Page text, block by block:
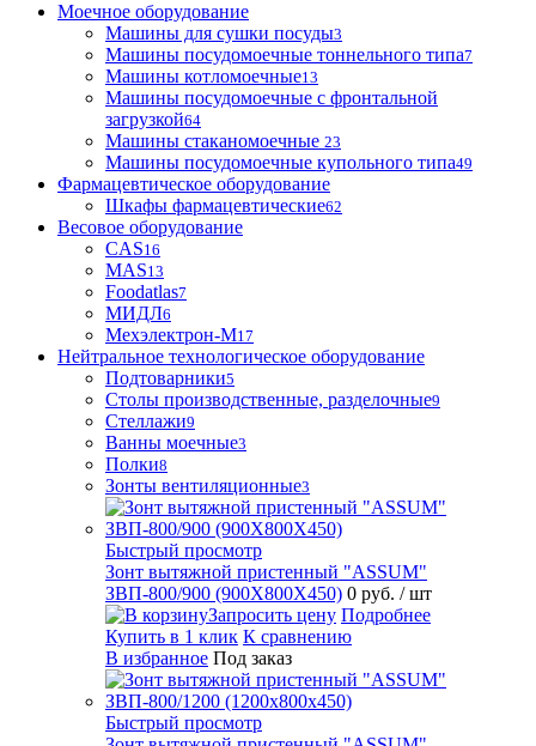
Моечное оборудование
Машины для сушки посуды3
Машины посудомоечные тоннельного типа7
Машины котломоечные13
Машины посудомоечные с фронтальной
загрузкой64
Машины стаканомоечные 23
Машины посудомоечные купольного типа49
Фармацевтическое оборудование
Шкафы фармацевтические62
Весовое оборудование
CAS16
MAS13
Foodatlas7
МИДЛ6
Мехэлектрон-М17
Нейтральное технологическое оборудование
Подтоварники5
Столы производственные, разделочные9
Стеллажи9
Ванны моечные3
Полки8
Зонты вентиляционные3
Быстрый просмотр
Зонт вытяжной пристенный "ASSUM"
ЗВП-800/900 (900Х800Х450) 0 руб. / шт
Запросить цену Подробнее
Купить в 1 клик К сравнению
В избранное Под заказ
Быстрый просмотр